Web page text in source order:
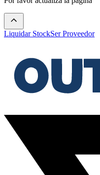
Liquidar StockSer Proveedor